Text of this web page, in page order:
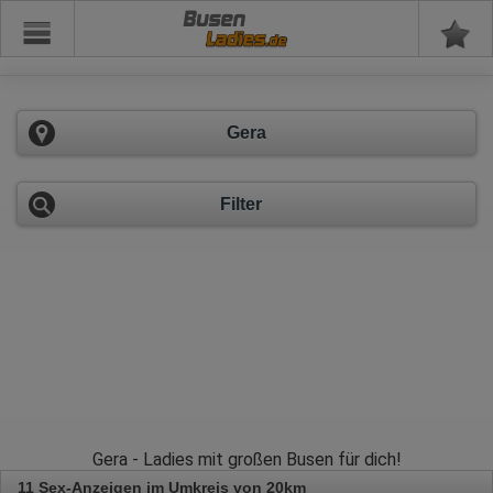
Busen
Gera
Filter
Gera - Ladies mit großen Busen für dich!
11 Sex-Anzeigen im Umkreis von 20km